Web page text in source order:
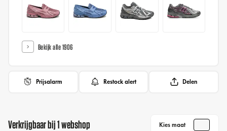
Bekijk alle 1906
Prijsalarm Restock alert Delen
Verkrijgbaar bij 1 webshop Kies maat